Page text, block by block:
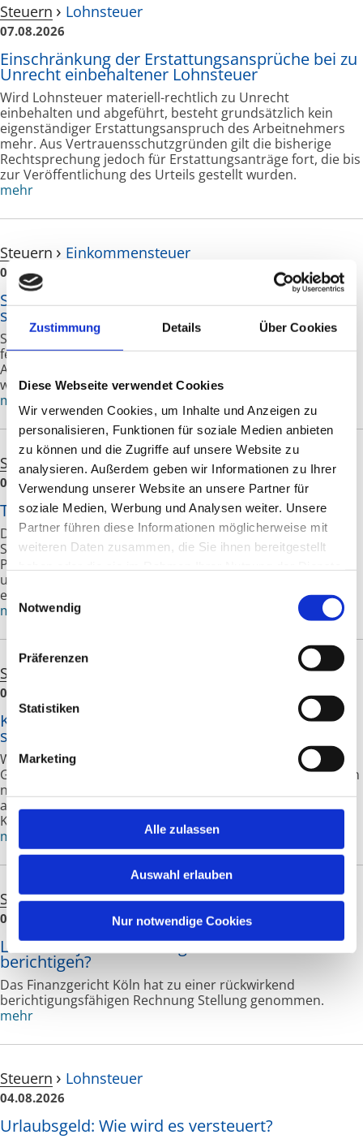
Zustimmung Details Über Cookies
Diese Webseite verwendet Cookies
Wir verwenden Cookies, um Inhalte und Anzeigen zu
personalisieren, Funktionen für soziale Medien anbieten
zu können und die Zugriffe auf unsere Website zu
analysieren. Außerdem geben wir Informationen zu Ihrer
Verwendung unserer Website an unsere Partner für
soziale Medien, Werbung und Analysen weiter. Unsere
Partner führen diese Informationen möglicherweise mit
weiteren Daten zusammen, die Sie ihnen bereitgestellt
Einwilligungsauswahl
Notwendig
Präferenzen
Statistiken
Marketing
Alle zulassen
Auswahl erlauben
Nur notwendige Cookies
Steuern Lohnsteuer
07.08.2026
Einschränkung der Erstattungsansprüche bei zu
Unrecht einbehaltener Lohnsteuer
Wird Lohnsteuer materiell-rechtlich zu Unrecht
einbehalten und abgeführt, besteht grundsätzlich kein
eigenständiger Erstattungsanspruch des Arbeitnehmers
mehr. Aus Vertrauensschutzgründen gilt die bisherige
Rechtsprechung jedoch für Erstattungsanträge fort, die bis
zur Veröffentlichung des Urteils gestellt wurden.
mehr
Steuern Einkommensteuer
06.08.2026
Sommerfest des Arbeitgebers: Was gilt
steuerlich?
Sommerfeste gehören in vielen Unternehmen inzwischen
fest zum Betriebsleben. Sie bieten Gelegenheit zum
Austausch mit Kollegen und stärken den Teamgeist. Doch
welche lohnsteuerlichen Regeln gelten für die Teilnahme?
mehr
Steuern Einkommensteuer
06.08.2026
Totalgewinnprognose einer Photovoltaikanlage
Der Bundesfinanzhof hatte im Urteilsfall zu der Frage
Stellung genommen, ob der Betrieb einer
Photovoltaikanlage mit Gewinnerzielungsabsicht erfolgte
und wie die hierfür erforderliche Totalgewinnprognose zu
erstellen war.
mehr
Steuern
05.08.2026
Kinderbetreuung durch Großeltern: Das gilt
steuerlich
Während der Sommerferien übernehmen häufig die
Großeltern die Betreuung der Enkelkinder. Was viele Eltern
nicht wissen: Unter bestimmten Voraussetzungen können
auch dabei steuerlich begünstigte
Kinderbetreuungskosten entstehen.
mehr
Steuern Umsatzsteuer
05.08.2026
Lässt sich jede Rechnung rückwirkend
berichtigen?
Das Finanzgericht Köln hat zu einer rückwirkend
berichtigungsfähigen Rechnung Stellung genommen.
mehr
Steuern Lohnsteuer
04.08.2026
Urlaubsgeld: Wie wird es versteuert?